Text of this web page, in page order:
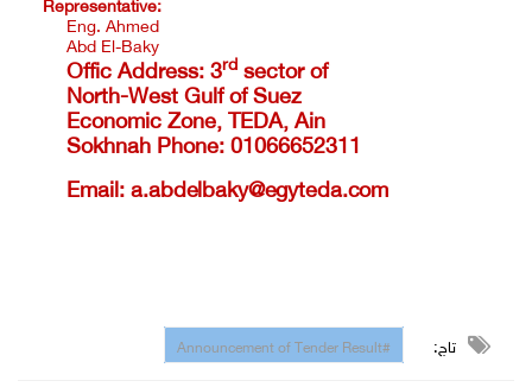
Eng. Ahmed
Abd El-Baky
Offic Address:3rd sector of
North-West Gulf of Suez
Economic Zone, TEDA, Ain
SokhnahPhone:01066652311
Email:a.abdelbaky@egyteda.com
تاج: #Announcement of Tender Result